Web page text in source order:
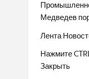
Медведев
Лента
Нажмите
Закрыть